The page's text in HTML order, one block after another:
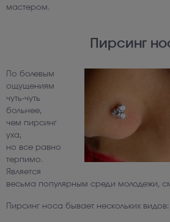
мастером.
Пирсинг
По болевым
ощущениям
чуть-чуть
больнее,
чем пирсинг
уха,
но все равно
терпимо.
Является
весьма популярным среди молодежи,
Пирсинг носа бывает нескольких видов: